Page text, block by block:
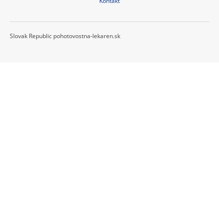
Slovak Republic pohotovostna-lekaren.sk